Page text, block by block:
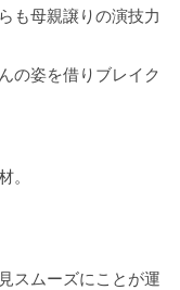
も母親譲りの演技力
の姿を借りブレイク
。
スムーズにことが運